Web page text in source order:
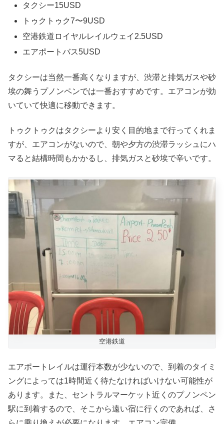
タクシー15USD
トゥクトゥク7〜9USD
空港鉄道ロイヤルレイルウェイ2.5USD
エアポートバス5USD
タクシーは当然一番高くなりますが、渋滞と排気ガスや砂
埃の舞うプノンペンでは一番おすすめです。エアコンが効
いていて快適に移動できます。
トゥクトゥクはタクシーより安く目的地まで行ってくれま
すが、エアコンがないので、朝や夕方の渋滞ラッシュにハ
マると結構時間もかかるし、排気ガスと砂埃で辛いです。
空港鉄道
エアポートレイルは運行本数が少ないので、到着のタイミ
ングによっては1時間近く待たなければいけない可能性が
あります。また、セントラルマーケット近くのプノンペン
駅に到着するので、そこから遠い宿に行くのであれば、さ